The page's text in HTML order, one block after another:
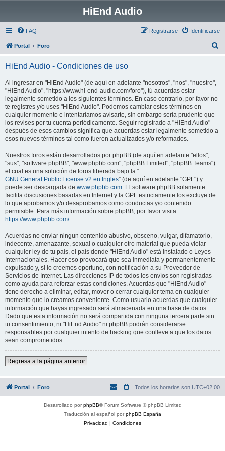
HiEnd Audio
FAQ Identificarse
Registrarse
Portal Foro
HiEnd Audio - Condiciones de uso
Al ingresar en "HiEnd Audio" (de aquí en adelante "nosotros", "nos", "nuestro",
"HiEnd Audio", "https://www.hi-end-audio.com/foro"), tú acuerdas estar
legalmente sometido a los siguientes términos. En caso contrario, por favor no
te registres y/o uses "HiEnd Audio". Podemos cambiar estos términos en
cualquier momento e intentaríamos avisarte, sin embargo sería prudente que
los revises por tu cuenta periódicamente. Seguir registrado a "HiEnd Audio"
después de esos cambios significa que acuerdas estar legalmente sometido a
esos nuevos términos tal como fueron actualizados y/o reformados.
Nuestros foros están desarrollados por phpBB (de aquí en adelante "ellos",
"sus", "software phpBB", "www.phpbb.com", "phpBB Limited", "phpBB Teams")
el cual es una solución de foros liberada bajo la “
GNU General Public License v2 en Ingles” (de aquí en adelante "GPL") y
puede ser descargada de www.phpbb.com. El software phpBB solamente
facilita discusiones basadas en Internet y la GPL estrictamente los excluye de
lo que aprobamos y/o desaprobamos como conductas y/o contenido
permisible. Para más información sobre phpBB, por favor visita:
https://www.phpbb.com/.
Acuerdas no enviar ningun contenido abusivo, obsceno, vulgar, difamatorio,
indecente, amenazante, sexual o cualquier otro material que pueda violar
cualquier ley de tu país, el país donde "HiEnd Audio" está instalado o Leyes
Internacionales. Hacer eso provocará que sea inmediata y permanentemente
expulsado y, si lo creemos oportuno, con notificación a su Proveedor de
Servicios de Internet. Las direcciones IP de todos los envíos son registradas
como ayuda para reforzar estas condiciones. Acuerdas que "HiEnd Audio"
tiene derecho a eliminar, editar, mover o cerrar cualquier tema en cualquier
momento que lo creamos conveniente. Como usuario acuerdas que cualquier
información que hayas ingresado será almacenada en una base de datos.
Dado que esta información no será compartida con ninguna tercera parte sin
tu consentimiento, ni "HiEnd Audio" ni phpBB podrán considerarse
responsables por cualquier intento de hacking que conlleve a que los datos
sean comprometidos.
Regresa a la página anterior
Portal Foro Todos los horarios son UTC+02:00
Desarrollado porphpBB® Forum Software © phpBB Limited
Traducción al español porphpBB España
Privacidad | Condiciones